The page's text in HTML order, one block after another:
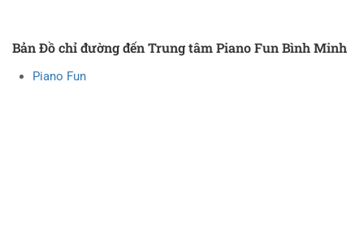
Bản Đồ chỉ đường đến Trung tâm Piano Fun Bình Minh
Piano Fun